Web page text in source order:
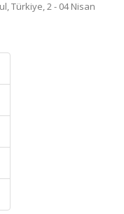
Türkiye, 2 - 04 Nisan